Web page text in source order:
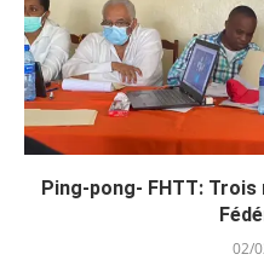
Ping-pong- FHTT: Trois
02/